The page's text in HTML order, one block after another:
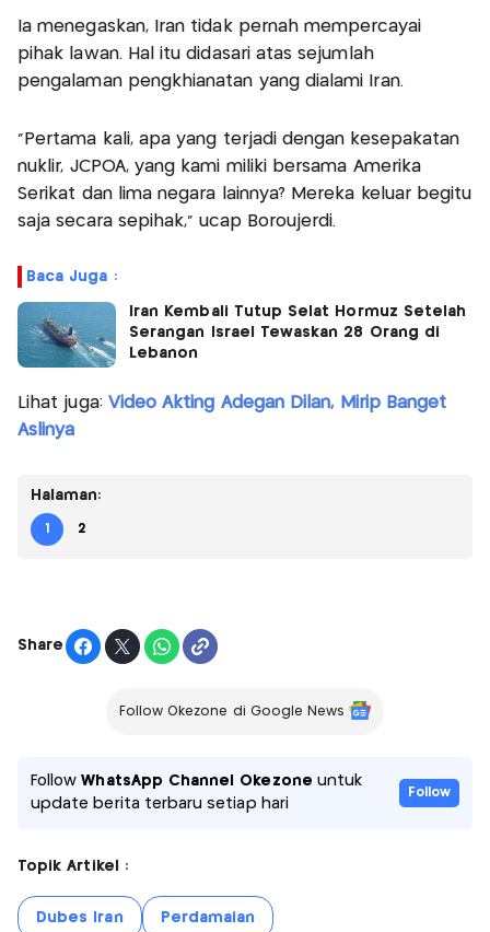
Ia menegaskan, Iran tidak pernah mempercayai
pihak lawan. Hal itu didasari atas sejumlah
pengalaman pengkhianatan yang dialami Iran.
"Pertama kali, apa yang terjadi dengan kesepakatan
nuklir, JCPOA, yang kami miliki bersama Amerika
Serikat dan lima negara lainnya? Mereka keluar begitu
saja secara sepihak," ucap Boroujerdi.
Baca Juga :
Iran Kembali Tutup Selat Hormuz Setelah
Serangan Israel Tewaskan 28 Orang di
Lebanon
Lihat juga: Video Akting Adegan Dilan, Mirip Banget
Aslinya
Halaman:
1 2
Share
Follow Okezone di Google News
FollowWhatsApp Channel Okezone untuk
update berita terbaru setiap hari
Follow
Topik Artikel :
Dubes Iran Perdamaian